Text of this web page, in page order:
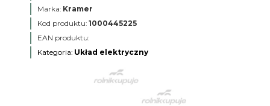
Marka: Kramer
Kod produktu: 1000445225
EAN produktu:
Kategoria: Układ elektryczny